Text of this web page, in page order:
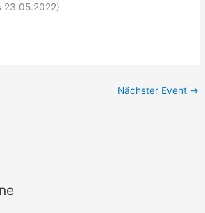
23.05.2022)
Nächster Event →